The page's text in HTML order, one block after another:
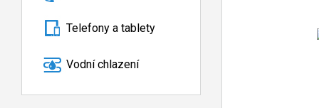
Telefony a tablety
Vodní chlazení